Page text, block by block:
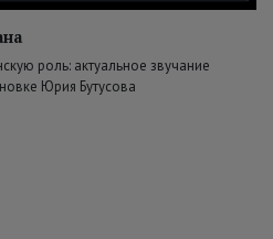
роль: актуальное звучание
Юрия Бутусова